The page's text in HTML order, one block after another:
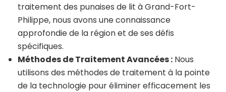
traitement des punaises de lit à Grand-Fort-
Philippe, nous avons une connaissance
approfondie de la région et de ses défis
spécifiques.
Méthodes de Traitement Avancées : Nous
utilisons des méthodes de traitement à la pointe
de la technologie pour éliminer efficacement les